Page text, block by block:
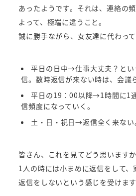
あったようです。それは、連絡の
よって、極端に違うこと。
誠に勝手ながら、女友達に代わっ
平日の日中→仕事大丈夫？と
信。数時返信が来ない時は、会議
平日の19：00以降→1時間に1
信頻度になっていく。
土・日・祝日→返信全く来ない
皆さん、これを見てどう思います
1人の時には小まめに返信をして、
返信をしないという感じを受けます